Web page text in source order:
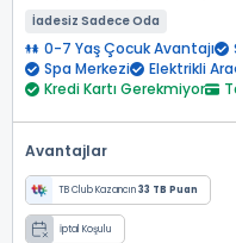
İadesiz Sadece Oda
0-7 Yaş Çocuk Avantajı
Spa Merkezi
Elektrikli
Kredi Kartı Gerekmiyor
Avantajlar
TB Club Kazancın33 TB Puan
İptal Koşulu